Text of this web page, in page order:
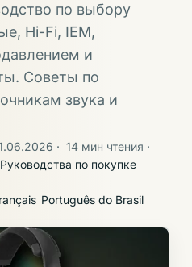
по выбору
Hi-Fi, IEM,
и
Советы по
звука и
· 14 мин чтения ·
Руководства по покупке
Português do Brasil